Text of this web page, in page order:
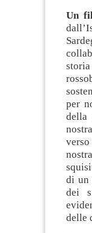
Un
per
della
di un
dei
delle